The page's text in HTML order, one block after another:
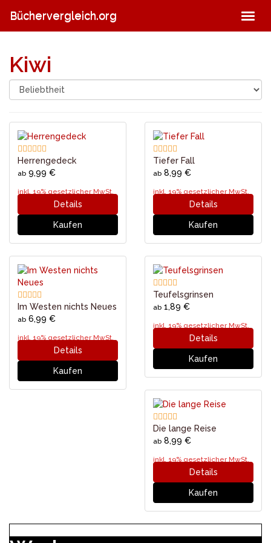
main
Büchervergleich.org
Kiwi
Herrengedeck
ab 9,99 €
inkl. 19% gesetzlicher MwSt.
Details
Kaufen
Tiefer Fall
ab 8,99 €
inkl. 19% gesetzlicher MwSt.
Details
Kaufen
Im Westen nichts Neues
ab 6,99 €
inkl. 19% gesetzlicher MwSt.
Details
Kaufen
Teufelsgrinsen
ab 1,89 €
inkl. 19% gesetzlicher MwSt.
Details
Kaufen
Die lange Reise
ab 8,99 €
inkl. 19% gesetzlicher MwSt.
Details
Kaufen